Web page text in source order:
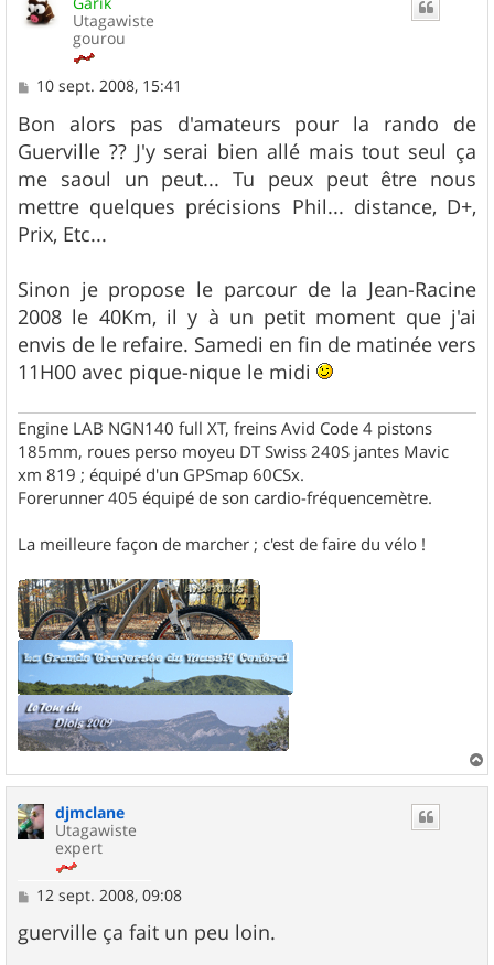
Utagawiste
gourou
M
s
s
a
g
e
10 sept. 2008, 15:41
Bon alors pas d'amateurs pour la rando de
Guerville ?? J'y serai bien allé mais tout seul ça
me saoul un peut... Tu peux peut être nous
mettre quelques précisions Phil... distance, D+,
Prix, Etc...
Sinon je propose le parcour de la Jean-Racine
2008 le 40Km, il y à un petit moment que j'ai
envis de le refaire. Samedi en fin de matinée vers
11H00 avec pique-nique le midi
Engine LAB NGN140 full XT, freins Avid Code 4 pistons
185mm, roues perso moyeu DT Swiss 240S jantes Mavic
xm 819 ; équipé d'un GPSmap 60CSx.
Forerunner 405 équipé de son cardio-fréquencemètre.
La meilleure façon de marcher ; c'est de faire du vélo !
a
djmclane
Utagawiste
expert
M
s
s
12 sept. 2008, 09:08
guerville ça fait un peu loin.